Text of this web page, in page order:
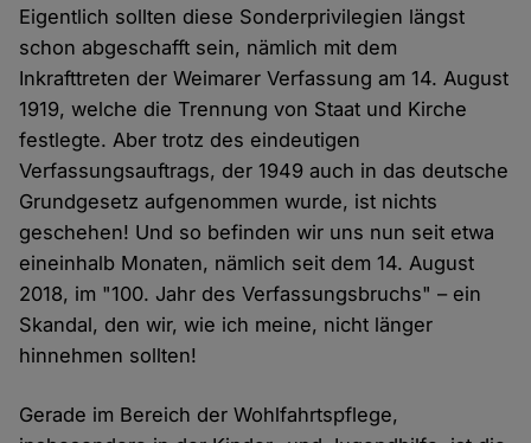
Eigentlich sollten diese Sonderprivilegien längst
schon abgeschafft sein, nämlich mit dem
Inkrafttreten der Weimarer Verfassung am 14. August
1919, welche die Trennung von Staat und Kirche
festlegte. Aber trotz des eindeutigen
Verfassungsauftrags, der 1949 auch in das deutsche
Grundgesetz aufgenommen wurde, ist nichts
geschehen! Und so befinden wir uns nun seit etwa
eineinhalb Monaten, nämlich seit dem 14. August
2018, im "100. Jahr des Verfassungsbruchs" – ein
Skandal, den wir, wie ich meine, nicht länger
hinnehmen sollten!
Gerade im Bereich der Wohlfahrtspflege,